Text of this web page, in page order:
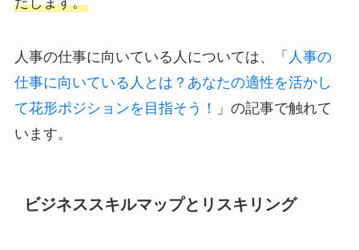
人事の仕事に向いている人については、「 人事の
仕事に向いている人とは？あなたの適性を活かし
て花形ポジションを目指そう！
」の記事で触れて
います。
ビジネススキルマップとリスキリング